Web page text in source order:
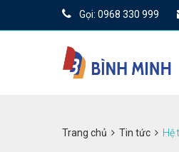
Gọi: 0968 330 999
Trang chủ Tin tức Hệ